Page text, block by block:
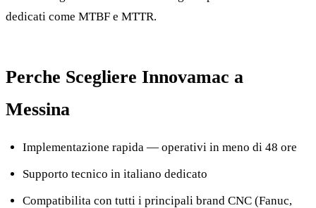
dedicati come MTBF e MTTR.
Perche Scegliere Innovamac a
Messina
Implementazione rapida — operativi in meno di 48 ore
Supporto tecnico in italiano dedicato
Compatibilita con tutti i principali brand CNC (Fanuc,